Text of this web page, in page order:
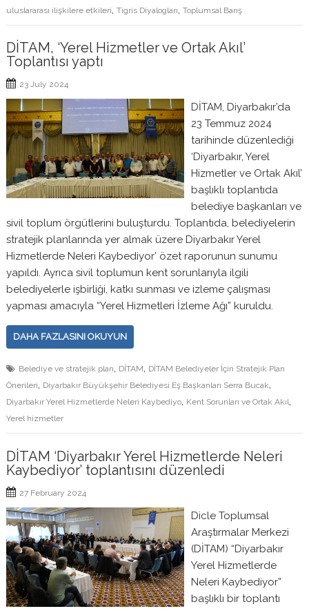
uluslararası ilişkilere etkileri,Tigris Diyalogları,Toplumsal Barış
DİTAM, ‘Yerel Hizmetler ve Ortak Akıl’
Toplantısı yaptı
23 July 2024
DİTAM, Diyarbakır’da
23 Temmuz 2024
tarihinde düzenlediği
‘Diyarbakır, Yerel
Hizmetler ve Ortak Akıl’
başlıklı toplantıda
belediye başkanları ve
sivil toplum örgütlerini buluşturdu. Toplantıda, belediyelerin
stratejik planlarında yer almak üzere Diyarbakır Yerel
Hizmetlerde Neleri Kaybediyor’ özet raporunun sunumu
yapıldı. Ayrıca sivil toplumun kent sorunlarıyla ilgili
belediyelerle işbirliği, katkı sunması ve izleme çalışması
yapması amacıyla “Yerel Hizmetleri İzleme Ağı” kuruldu.
DAHA FAZLASINI OKUYUN
Belediye ve stratejik plan, DİTAM, DİTAM Belediyeler İçin Stratejik Plan
Önerileri, Diyarbakır Büyükşehir Belediyesi Eş Başkanları Serra Bucak,
Diyarbakır Yerel Hizmetlerde Neleri Kaybediyo, Kent Sorunları ve Ortak Akıl,
Yerel hizmetler
DİTAM ‘Diyarbakır Yerel Hizmetlerde Neleri
Kaybediyor’ toplantısını düzenledi
27 February 2024
Dicle Toplumsal
Araştırmalar Merkezi
(DİTAM) “Diyarbakır
Yerel Hizmetlerde
Neleri Kaybediyor”
başlıklı bir toplantı